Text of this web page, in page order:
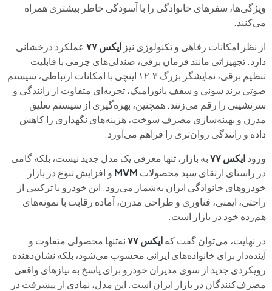
ویژگی‌ها، سفرهای خانوادگی را با آسودگی خاطر بیشتری همراه
می‌کنند.
از نظر امکانات رفاهی و تکنولوژی نیز ایکس ۷۷
عملکرد درخشانی
دارد. تجهیزاتی مانند فرمان برقی، صندلی‌های چرمی با قابلیت
تنظیم برقی، نمایشگر بزرگ ۱۲.۳ اینچی با امکانات ارتباطی، سیستم
صوتی برند سونی و سقف پانورامیک، تجربه‌ای متفاوت از رانندگی و
سرنشینی را رقم می‌زنند. همچنین، بهره‌گیری از سیستم تعلیق
مدرن و بهینه‌سازی مصرف سوخت، هزینه‌های نگهداری را کاهش
داده و رانندگی روان‌تری را فراهم می‌آورد.
ورودایکس۷۷به بازار، تنها معرفی یک مدل جدید نیست، بلکه گامی
در راستای ارتقای سبد محصولات MVM و افزایش تنوع در بازار
خودروهای خانوادگی ایران به‌شمار می‌رود. این خودرو با ترکیبی از
راحتی، ایمنی، فناوری و طراحی مدرن، آماده رقابت با نمونه‌های
هم‌رده خود در بازار است.
در نهایت، می‌توان گفت کهایکس ۷۷
نه‌تنها محصولی متفاوت و
آینده‌دار برای خانواده‌های ایرانی محسوب می‌شود، بلکه نشان‌دهنده‌
رویکردی جدید از سوی مدیران خودرو برای پاسخ به نیازهای واقعی
مصرف‌کنندگان در بازار ایران است. این مدل، نمادی از پیشرفت در